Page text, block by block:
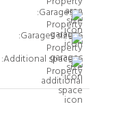
Garages:
Garages size:
Additional space: